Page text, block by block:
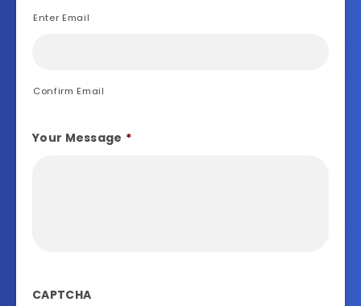
Enter Email
Confirm Email
Your Message *
CAPTCHA